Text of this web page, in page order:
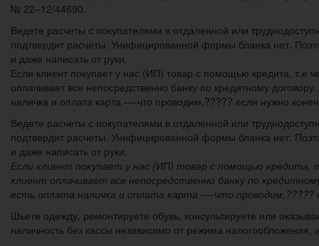
№ 22–12/44690.
Ведете расчеты с покупателями в отдаленной или
подтвердит расчеты. Унифицированной формы бланка нет.
и даже написать от руки.
Если клиент покупает у нас (ИП) товар с помощью кредита, т.е
оплачивает все непосредственно банку по кредитному
наличка и оплата карта —-что проводим,????? если нужно
Ведете расчеты с покупателями в отдаленной или
подтвердит расчеты. Унифицированной формы бланка нет.
и даже написать от руки.
Если клиент покупает у нас (ИП) товар с помощью кредита,
клиент оплачивает все непосредственно банку по
есть оплата наличка и оплата карта —-что проводим,?????
Шьете одежду, ремонтируете обувь, консультируете или
наличность без кассы независимо от режима налогообложения,